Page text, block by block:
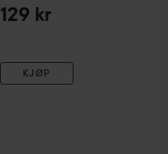
129 kr
KJØP